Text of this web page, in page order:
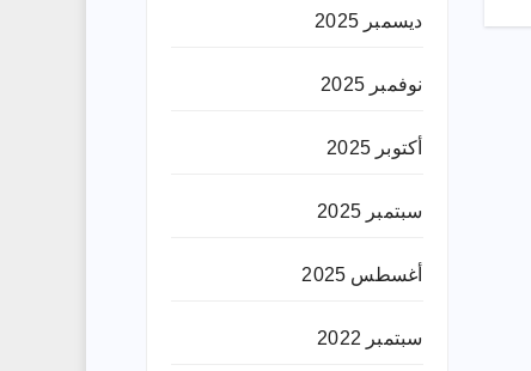
ديسمبر 2025
نوفمبر 2025
أكتوبر 2025
سبتمبر 2025
أغسطس 2025
سبتمبر 2022